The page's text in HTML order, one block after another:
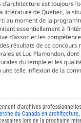
est toujours
littérature de Québec, la
au moment de la
essentiellement à
d’associer les
résultats de ce
et Luc Plamondon,
du temple et les
telle inflexion de la
d'archives
du Canada en
lors de la prochaine